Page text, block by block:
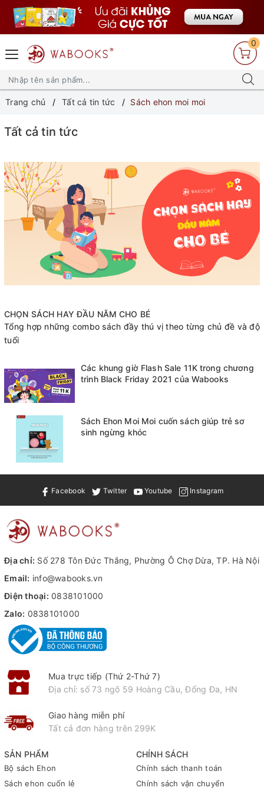
0
Trang chủ Tất cả tin tức Sách ehon moi moi
Tất cả tin tức
CHỌN SÁCH HAY ĐẦU NĂM CHO BÉ
Tổng hợp những combo sách đầy thú vị theo từng chủ đề và độ
tuổi
Các khung giờ Flash Sale 11K trong chương
trình Black Friday 2021 của Wabooks
Sách Ehon Moi Moi cuốn sách giúp trẻ sơ
sinh ngừng khóc
Facebook Twitter Youtube Instagram
SẢN PHẨM
Bộ sách Ehon
Sách ehon cuốn lẻ
CHÍNH SÁCH
Chính sách thanh toán
Chính sách vận chuyển
Địa chỉ: Số 278 Tôn Đức Thắng, Phường Ô Chợ Dừa, TP. Hà Nội
Email: info@wabooks.vn
Điện thoại: 0838101000
Zalo: 0838101000
Mua trực tiếp (Thứ 2-Thứ 7)
Địa chỉ: số 73 ngõ 59 Hoàng Cầu, Đống Đa, HN
Giao hàng miễn phí
Tất cả đơn hàng trên 299K